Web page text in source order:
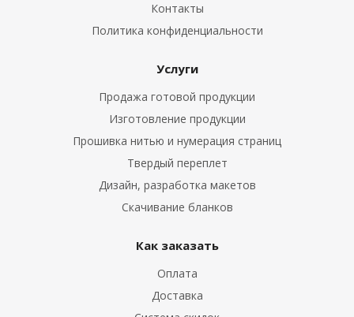
Контакты
Политика конфиденциальности
Услуги
Продажа готовой продукции
Изготовление продукции
Прошивка нитью и нумерация страниц
Твердый переплет
Дизайн, разработка макетов
Скачивание бланков
Как заказать
Оплата
Доставка